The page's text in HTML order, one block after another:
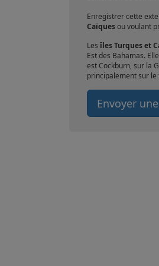
Enregistrer cette
Caïquesou voulant
Lesîles Turques et
Est des Bahamas.
est Cockburn, sur la
principalement sur le
Envoyer